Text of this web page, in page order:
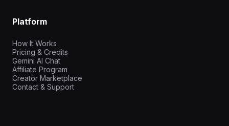
Platform
How It Works
Pricing & Credits
Gemini AI Chat
Affiliate Program
Creator Marketplace
Contact & Support